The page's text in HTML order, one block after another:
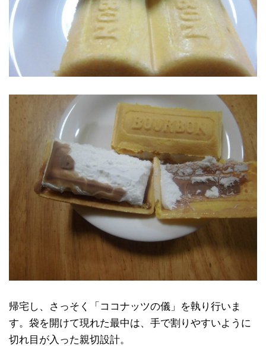
帰宅し、さっそく「ココナッツの儀」を執り行いま
す。袋を開けて現れた最中は、手で割りやすいように
切れ目が入った親切設計。